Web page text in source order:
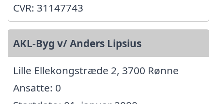
CVR: 31147743
AKL-Byg v/ Anders Lipsius
Lille Ellekongstræde 2, 3700 Rønne
Ansatte: 0